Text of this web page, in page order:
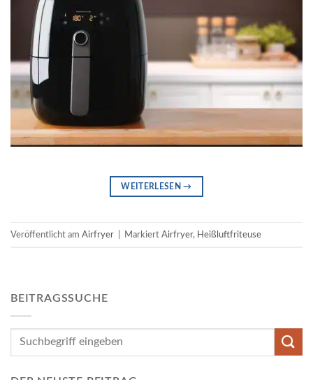
WEITERLESEN→
Veröffentlicht am Airfryer Markiert Airfryer, Heißluftfriteuse
BEITRAGSSUCHE